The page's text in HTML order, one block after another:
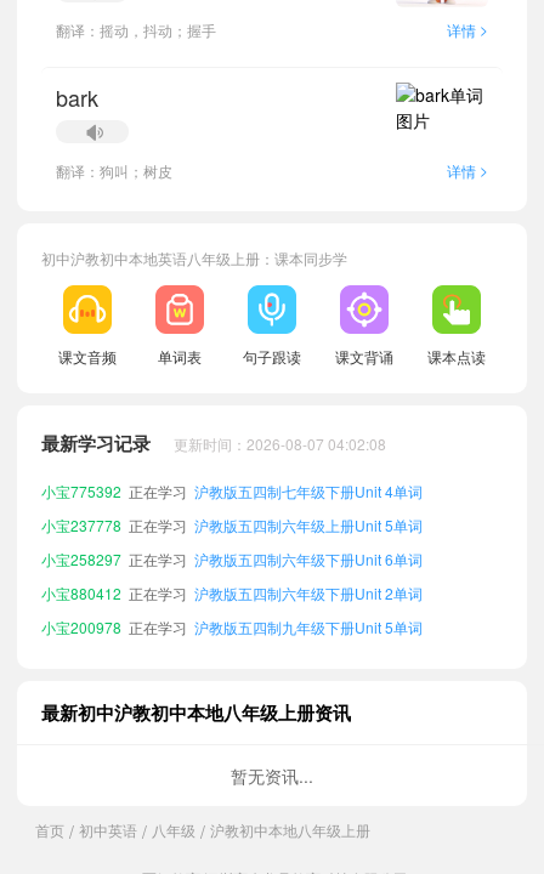
翻译：摇动，抖动；握手 详情 >
bark
翻译：狗叫；树皮 详情 >
初中沪教初中本地英语八年级上册：课本同步学
课文音频 单词表 句子跟读 课文背诵 课本点读
最新学习记录 更新时间：2026-08-07 04:02:08
小宝335574
正在学习
沪教版五四制九年级下册Unit 1单词
小宝639254
沪教版五四制七年级上册Unit 2单词
小宝915196
沪教版五四制七年级上册Unit 1单词
小宝561860 正在学习 沪教版五四制九年级下册Unit 2单词
小宝687663
正在学习 沪教版五四制九年级下册Unit 6单词
小宝809730
正在学习 沪教版五四制七年级上册Unit 3单词
小宝826210
正在学习 沪教版五四制六年级上册Unit 3单词
小宝485979
小宝237778 正在学习 沪教版五四制六年级上册Unit 5单词
小宝258297 正在学习 沪教版五四制六年级下册Unit 6单词
小宝880412 正在学习 沪教版五四制六年级下册Unit 2单词
小宝200978 正在学习 沪教版五四制九年级下册Unit 5单词
小宝150511 正在学习 沪教版五四制七年级上册Unit 4单词
小宝699120
正在学习
沪教版五四制八年级下册Unit 3单词
沪教版五四制六年级上册unit单词
小宝223070 正在学习
沪教版五四制九年级上册Unit 5单词
最新初中沪教初中本地八年级上册资讯
暂无资讯...
首页 / 初中英语 / 八年级 / 沪教初中本地八年级上册